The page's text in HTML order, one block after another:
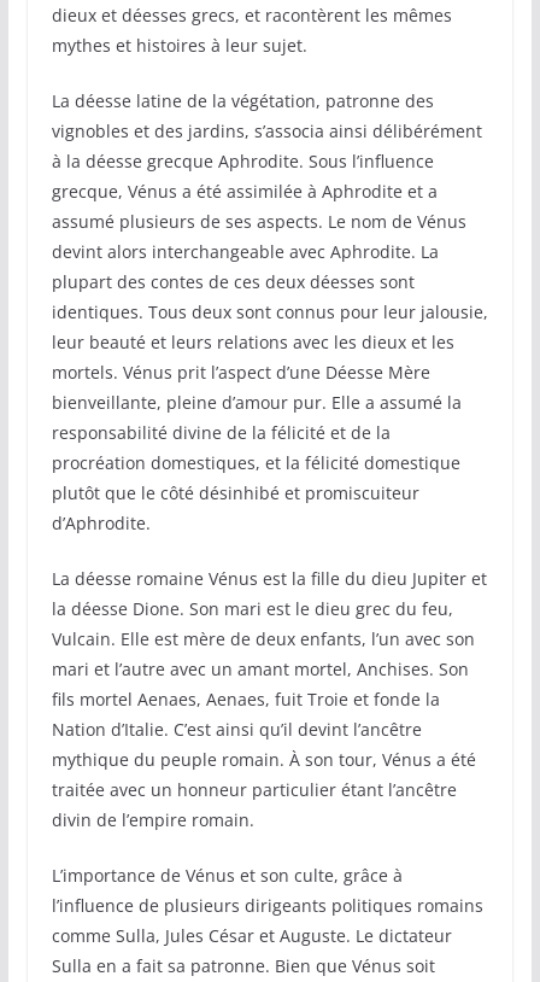
dieux et déesses grecs, et racontèrent les mêmes
mythes et histoires à leur sujet.
La déesse latine de la végétation, patronne des
vignobles et des jardins, s’associa ainsi délibérément
à la déesse grecque Aphrodite. Sous l’influence
grecque, Vénus a été assimilée à Aphrodite et a
assumé plusieurs de ses aspects. Le nom de Vénus
devint alors interchangeable avec Aphrodite. La
plupart des contes de ces deux déesses sont
identiques. Tous deux sont connus pour leur jalousie,
leur beauté et leurs relations avec les dieux et les
mortels. Vénus prit l’aspect d’une Déesse Mère
bienveillante, pleine d’amour pur. Elle a assumé la
responsabilité divine de la félicité et de la
procréation domestiques, et la félicité domestique
plutôt que le côté désinhibé et promiscuiteur
d’Aphrodite.
La déesse romaine Vénus est la fille du dieu Jupiter et
la déesse Dione. Son mari est le dieu grec du feu,
Vulcain. Elle est mère de deux enfants, l’un avec son
mari et l’autre avec un amant mortel, Anchises. Son
fils mortel Aenaes, Aenaes, fuit Troie et fonde la
Nation d’Italie. C’est ainsi qu’il devint l’ancêtre
mythique du peuple romain. À son tour, Vénus a été
traitée avec un honneur particulier étant l’ancêtre
divin de l’empire romain.
L’importance de Vénus et son culte, grâce à
l’influence de plusieurs dirigeants politiques romains
comme Sulla, Jules César et Auguste. Le dictateur
Sulla en a fait sa patronne. Bien que Vénus soit